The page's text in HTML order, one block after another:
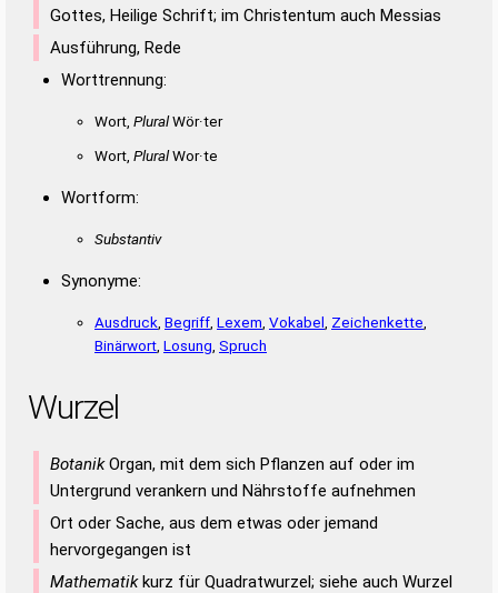
Gottes, Heilige Schrift; im Christentum auch Messias
Ausführung, Rede
Worttrennung:
Wort, PluralWör·ter
Wort, PluralWor·te
Wortform:
Substantiv
Synonyme:
Ausdruck Begriff Lexem Vokabel Zeichenkette
Binärwort Losung Spruch
Wurzel
BotanikOrgan, mit dem sich Pflanzen auf oder im
Untergrund verankern und Nährstoffe aufnehmen
Ort oder Sache, aus dem etwas oder jemand
hervorgegangen ist
Mathematikkurz für Quadratwurzel; siehe auch Wurzel